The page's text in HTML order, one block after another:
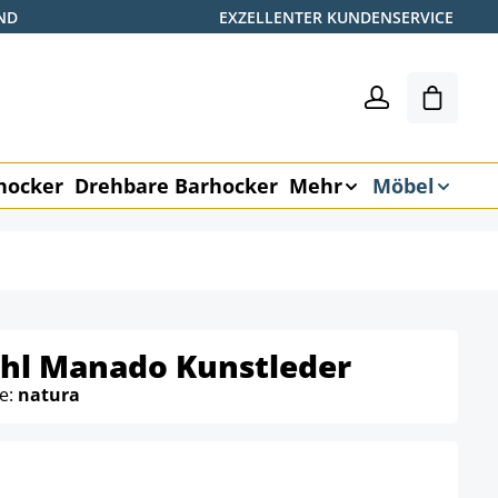
EXZELLENTER KUNDENSERVICE
Drehbare Barhocker Mehr Möbel
Manado Kunstleder
natura